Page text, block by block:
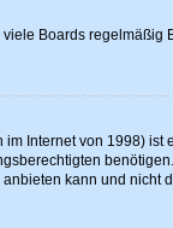
Boards
Internet von 1998)
kann und